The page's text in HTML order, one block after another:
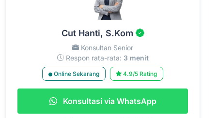
Cut Hanti, S.Kom
Konsultan Senior
Respon rata-rata: 3 menit
Online Sekarang 4.9/5 Rating
Konsultasi via WhatsApp